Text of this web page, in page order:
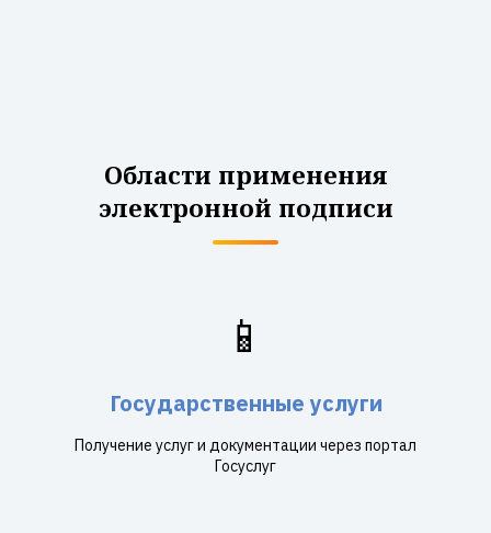
Области применения
электронной подписи
📱
Государственные услуги
Получение услуг и документации через портал
Госуслуг